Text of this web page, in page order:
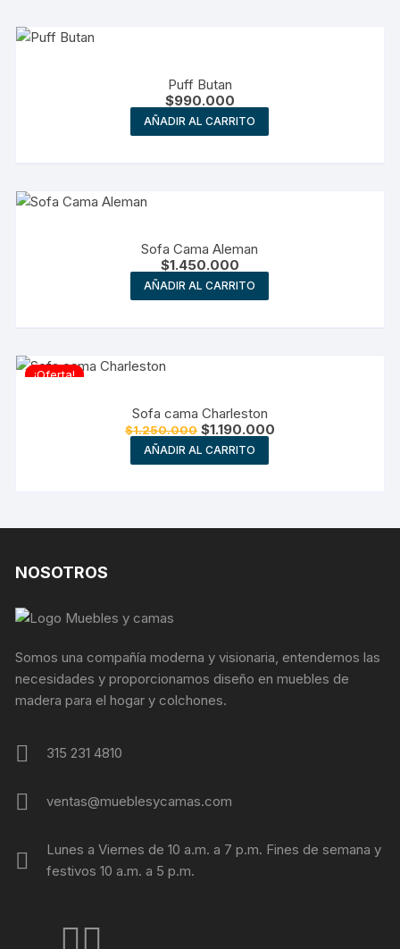
Puff Butan
$990.000
AÑADIR AL CARRITO
Sofa Cama Aleman
$1.450.000
AÑADIR AL CARRITO
¡Oferta!
Sofa cama Charleston
$1.250.000 El
precio
original
era:
$1.190.000El
AÑADIR AL CARRITO
NOSOTROS
Somos una compañía moderna y visionaria, entendemos las
necesidades y proporcionamos diseño en muebles de
madera para el hogar y colchones.
315 231 4810
ventas@mueblesycamas.com
Lunes a Viernes de 10 a.m. a 7 p.m. Fines de semana y
festivos 10 a.m. a 5 p.m.